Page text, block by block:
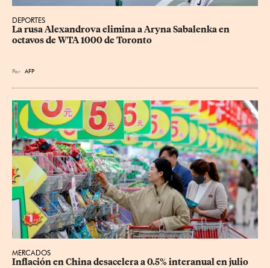
DEPORTES
La rusa Alexandrova elimina a Aryna Sabalenka en
octavos de WTA 1000 de Toronto
Por AFP
MERCADOS
Inflación en China desacelera a 0.5% interanual en julio